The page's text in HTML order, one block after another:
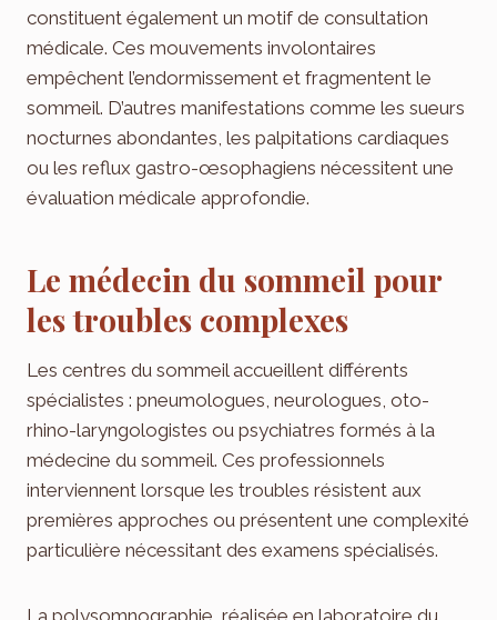
constituent également un motif de consultation
médicale. Ces mouvements involontaires
empêchent l’endormissement et fragmentent le
sommeil. D’autres manifestations comme les sueurs
nocturnes abondantes, les palpitations cardiaques
ou les reflux gastro-œsophagiens nécessitent une
évaluation médicale approfondie.
Le médecin du sommeil pour
les troubles complexes
Les centres du sommeil accueillent différents
spécialistes : pneumologues, neurologues, oto-
rhino-laryngologistes ou psychiatres formés à la
médecine du sommeil. Ces professionnels
interviennent lorsque les troubles résistent aux
premières approches ou présentent une complexité
particulière nécessitant des examens spécialisés.
La polysomnographie, réalisée en laboratoire du